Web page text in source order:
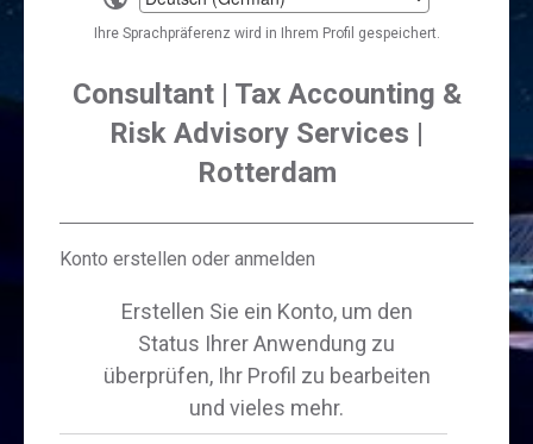
Select
a
language
Ihre Sprachpräferenz wird in Ihrem Profil gespeichert.
Consultant | Tax Accounting &
Risk Advisory Services |
Rotterdam
Konto erstellen oder anmelden
Erstellen Sie ein Konto, um den
Status Ihrer Anwendung zu
überprüfen, Ihr Profil zu bearbeiten
und vieles mehr.